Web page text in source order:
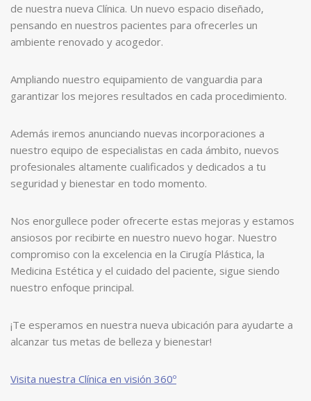
de nuestra nueva Clínica. Un nuevo espacio diseñado,
pensando en nuestros pacientes para ofrecerles un
ambiente renovado y acogedor.
Ampliando nuestro equipamiento de vanguardia para
garantizar los mejores resultados en cada procedimiento.
Además iremos anunciando nuevas incorporaciones a
nuestro equipo de especialistas en cada ámbito, nuevos
profesionales altamente cualificados y dedicados a tu
seguridad y bienestar en todo momento.
Nos enorgullece poder ofrecerte estas mejoras y estamos
ansiosos por recibirte en nuestro nuevo hogar. Nuestro
compromiso con la excelencia en la Cirugía Plástica, la
Medicina Estética y el cuidado del paciente, sigue siendo
nuestro enfoque principal.
¡Te esperamos en nuestra nueva ubicación para ayudarte a
alcanzar tus metas de belleza y bienestar!
Visita nuestra Clínica en visión 360º